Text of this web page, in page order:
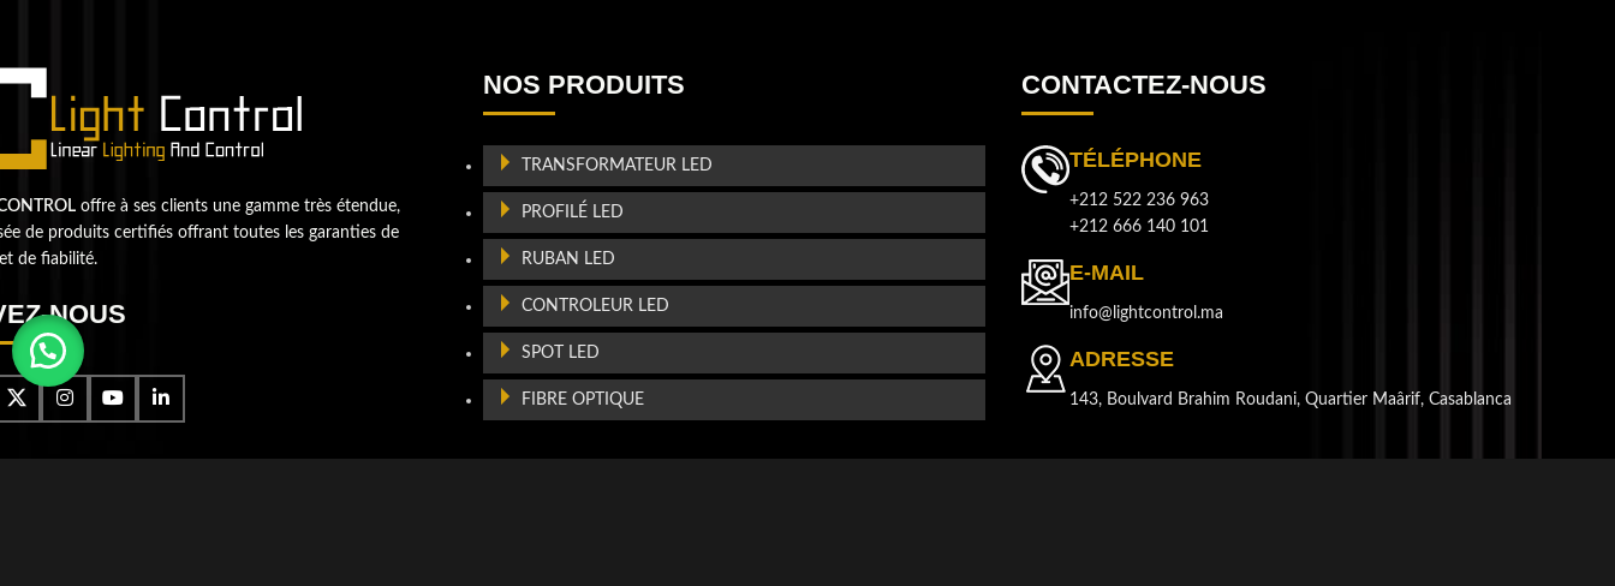
Passons votre entreprise au
niveau supérieur!
Contactez-nous
offre à ses clients une gamme très étendue,
de produits certifiés offrant toutes les garanties de
de fiabilité.
NOUS
NOS PRODUITS
TRANSFORMATEUR LED
PROFILÉ LED
RUBAN LED
CONTROLEUR LED
SPOT LED
FIBRE OPTIQUE
CONTACTEZ-NOUS
TÉLÉPHONE
+212 522 236 963
+212 666 140 101
E-MAIL
info@lightcontrol.ma
ADRESSE
143, Boulvard Brahim Roudani, Quartier Maârif, Casablanca